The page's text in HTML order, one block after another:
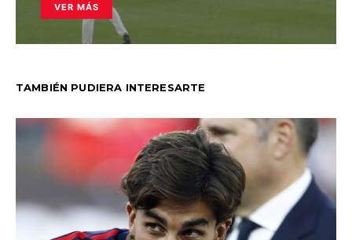
VER MÁS
TAMBIÉN PUDIERA INTERESARTE